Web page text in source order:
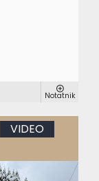
Notatnik
VIDEO